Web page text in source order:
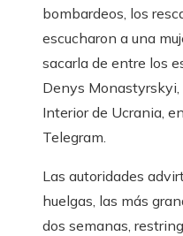
bombardeos, los
escucharon a una
sacarla de entre los
Denys
Interior de Ucrania,
Telegram.
Las autoridades
huelgas, las más
dos semanas,